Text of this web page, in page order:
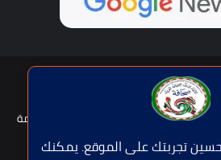
تجربتك على الموقع. يمكنك
محفوظة للاتحاد الدولى للصحافة العربية
2026
الإتحاد سياسة الخصوصية
شروط الخدمة